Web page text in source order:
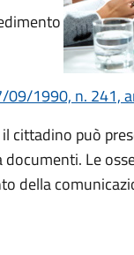
09/1990, n. 241,
cittadino può
Le
della